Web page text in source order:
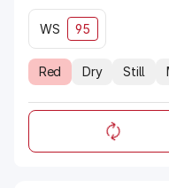
WS 95
Red Dry Still